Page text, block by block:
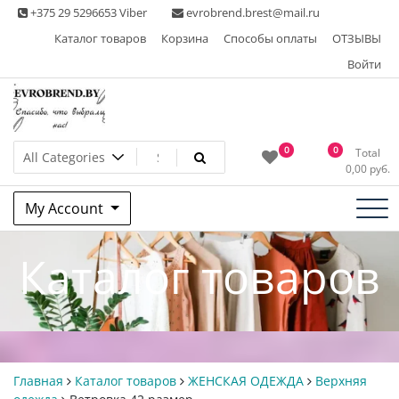
Skip +375 29 5296653 Viber
evrobrend.brest@mail.ru
Каталог товаров
Корзина Способы оплаты
ОТЗЫВЫ
Войти
Интернет-магазин одежды
second hand
0 0
Total
0,00 руб.
My Account
Каталог товаров
Главная Каталог товаров ЖЕНСКАЯ ОДЕЖДА
Верхняя